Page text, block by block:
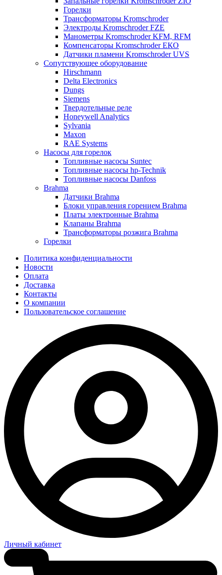
Горелки
Трансформаторы Kromschroder
Электроды Kromschroder FZE
Манометры Kromschroder KFM, RFM
Компенсаторы Kromschroder ЕКО
Датчики пламени Kromschroder UVS
Сопутствующее оборудование
Hirschmann
Delta Electronics
Dungs
Siemens
Твердотельные реле
Honeywell Analytics
Sylvania
Maxon
RAE Systems
Насосы для горелок
Топливные насосы Suntec
Топливные насосы hp-Technik
Топливные насосы Danfoss
Brahma
Датчики Brahma
Блоки управления горением Brahma
Платы электронные Brahma
Клапаны Brahma
Трансформаторы розжига Brahma
Горелки
Политика конфиденциальности
Новости
Оплата
Доставка
Контакты
О компании
Пользовательское соглашение
Личный кабинет